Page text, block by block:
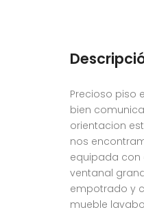
Precioso piso
bien
orientacion
nos
equipada con
ventanal
empotrado y
mueble